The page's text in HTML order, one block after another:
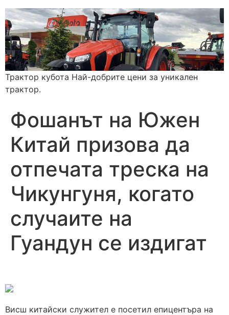
Трактор кубота Най-добрите цени за уникален
трактор.
Фошанът на Южен
Китай призова да
отпечата треска на
Чикунгуня, когато
случаите на
Гуандун се издигат
Висш китайски служител е посетил епицентъра на